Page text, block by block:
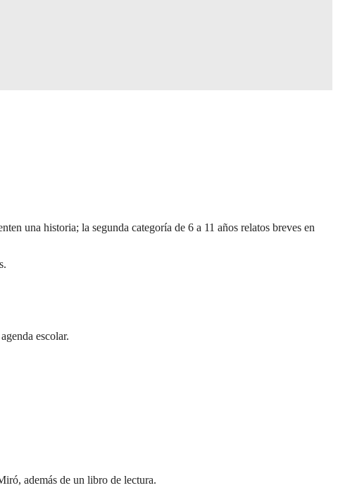
una historia; la segunda categoría de 6 a 11 años relatos breves en
escolar.
además de un libro de lectura.